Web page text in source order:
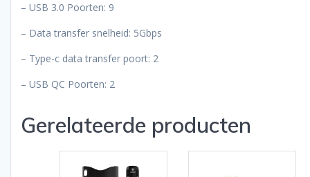
– USB 3.0 Poorten: 9
– Data transfer snelheid: 5Gbps
– Type-c data transfer poort: 2
– USB QC Poorten: 2
Gerelateerde producten